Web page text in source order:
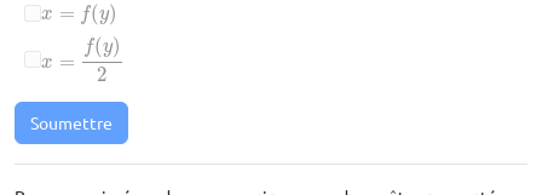
x = f(y)
x= f(y )
x =
f(y)
2
x= f(y )2
Soumettre